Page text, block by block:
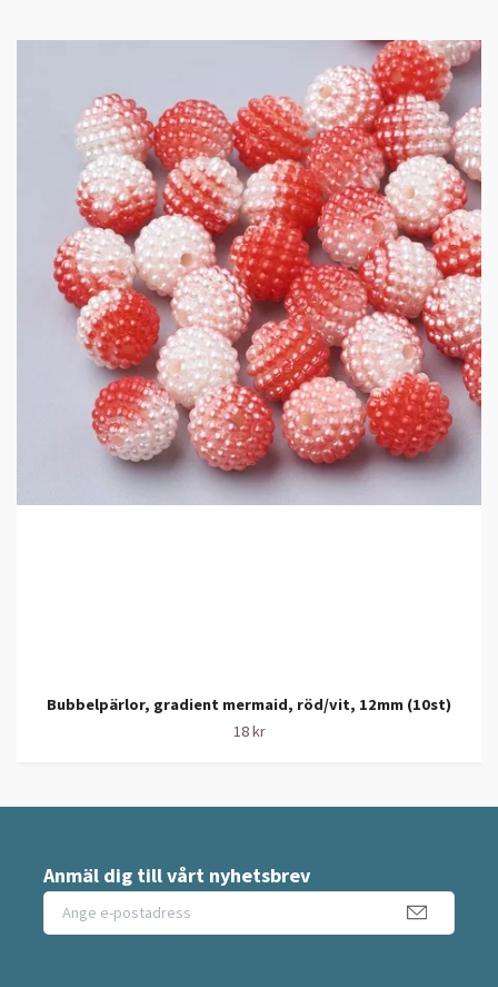
Bubbelpärlor, gradient mermaid, röd/vit, 12mm (10st)
18 kr
Anmäl dig till vårt nyhetsbrev